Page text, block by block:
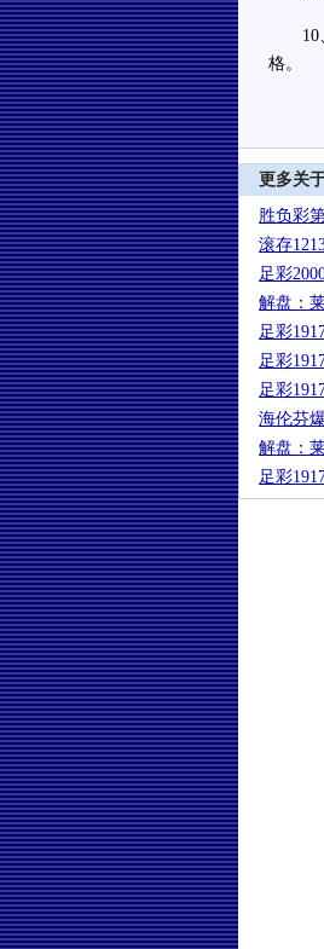
10、
格。
更多关
胜负彩
滚存
足彩
解盘：
足彩
足彩
足彩
海伦芬
解盘：
足彩